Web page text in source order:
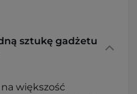
sztukę gadżetu
większość